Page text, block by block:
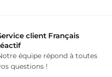
client Français
équipe répond à toutes
questions !